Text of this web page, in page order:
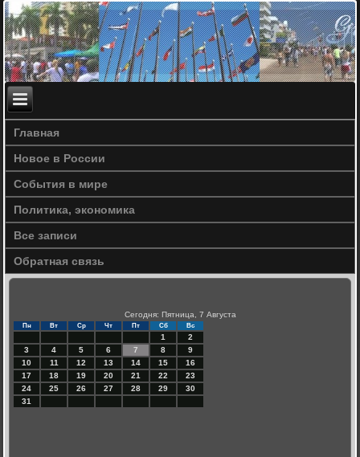
Главная
Новое в России
События в мире
Политика, экономика
Все записи
Обратная связь
Сегодня: Пятница, 7 Августа
Пн Вт Ср Чт Пт Сб Вс
1
2
3
4 5 6 7 8
9
10
11 12 13 14 15
16
17
18 19 20 21 22
23
24
25 26 27 28 29
30
31